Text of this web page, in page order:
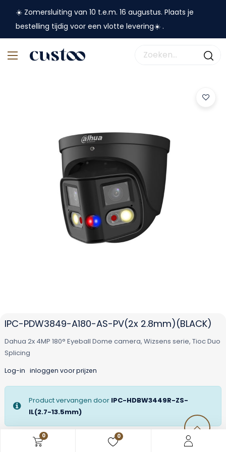
0 0
☀️ Zomersluiting van 10 t.e.m. 16 augustus. Plaats je
bestelling tijdig voor een vlotte levering☀️ .
IPC-PDW3849-A180-AS-PV(2x 2.8mm)(BLACK)
Dahua 2x 4MP 180° Eyeball Dome camera, Wizsens serie, Tioc Duo
Splicing
Log-in inloggen voor prijzen
Product vervangen door IPC-HDBW3449R-ZS-
IL(2.7-13.5mm)